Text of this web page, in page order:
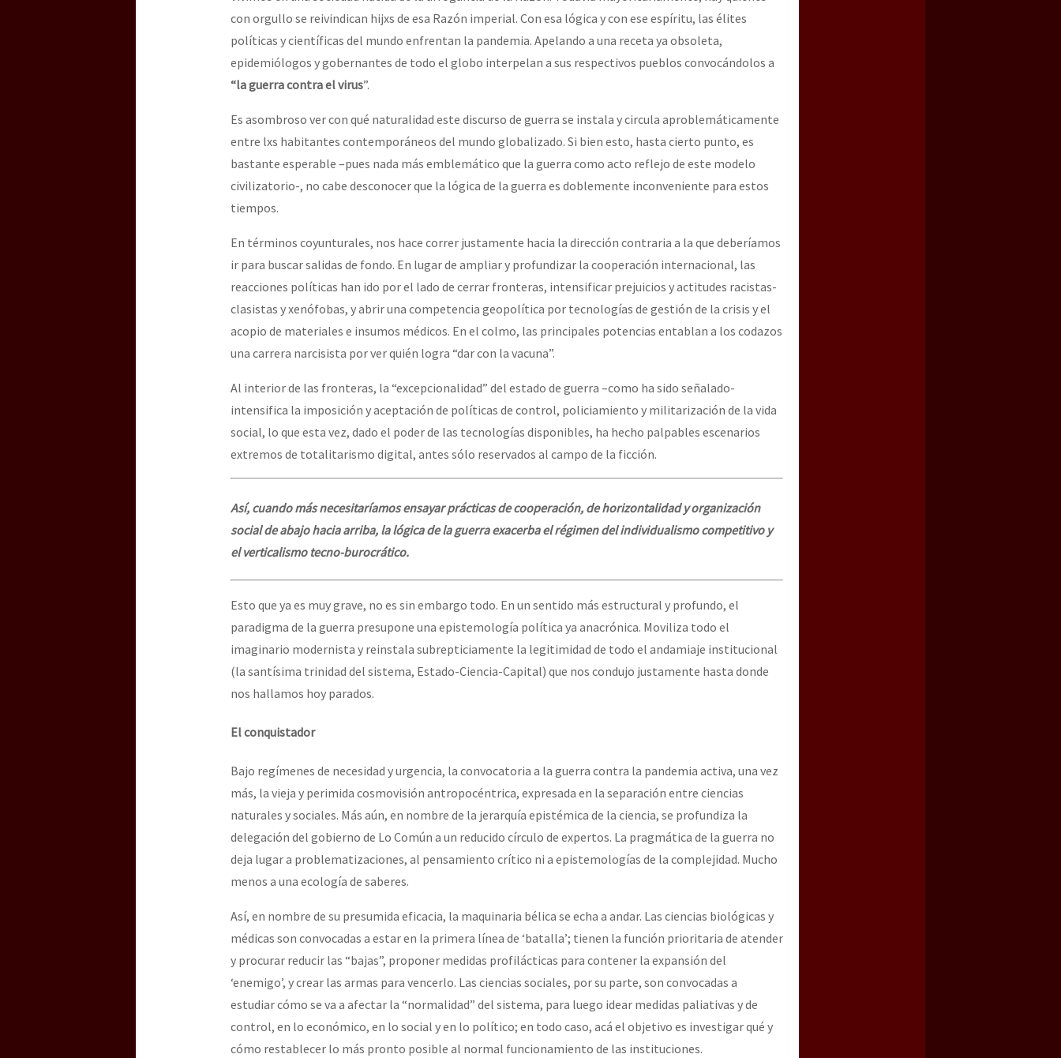
[25 abr – CDMX] Tokín por el CNI: 30 años de Resistencia y Rebeldía
con orgullo se reivindican hijxs de esa Razón imperial. Con esa lógica y con ese espíritu, las élites
políticas y científicas del mundo enfrentan la pandemia. Apelando a una receta ya obsoleta,
epidemiólogos y gobernantes de todo el globo interpelan a sus respectivos pueblos convocándolos a
“la guerra contra el virus”.
Es asombroso ver con qué naturalidad este discurso de guerra se instala y circula aproblemáticamente
entre lxs habitantes contemporáneos del mundo globalizado. Si bien esto, hasta cierto punto, es
bastante esperable –pues nada más emblemático que la guerra como acto reflejo de este modelo
civilizatorio-, no cabe desconocer que la lógica de la guerra es doblemente inconveniente para estos
tiempos.
En términos coyunturales, nos hace correr justamente hacia la dirección contraria a la que deberíamos
ir para buscar salidas de fondo. En lugar de ampliar y profundizar la cooperación internacional, las
reacciones políticas han ido por el lado de cerrar fronteras, intensificar prejuicios y actitudes racistas-
clasistas y xenófobas, y abrir una competencia geopolítica por tecnologías de gestión de la crisis y el
acopio de materiales e insumos médicos. En el colmo, las principales potencias entablan a los codazos
una carrera narcisista por ver quién logra “dar con la vacuna”.
Al interior de las fronteras, la “excepcionalidad” del estado de guerra –como ha sido señalado-
intensifica la imposición y aceptación de políticas de control, policiamiento y militarización de la vida
social, lo que esta vez, dado el poder de las tecnologías disponibles, ha hecho palpables escenarios
extremos de totalitarismo digital, antes sólo reservados al campo de la ficción.
Así, cuando más necesitaríamos ensayar prácticas de cooperación, de horizontalidad y organización
social de abajo hacia arriba, la lógica de la guerra exacerba el régimen del individualismo competitivo y
el verticalismo tecno-burocrático.
Esto que ya es muy grave, no es sin embargo todo. En un sentido más estructural y profundo, el
paradigma de la guerra presupone una epistemología política ya anacrónica. Moviliza todo el
imaginario modernista y reinstala subrepticiamente la legitimidad de todo el andamiaje institucional
(la santísima trinidad del sistema, Estado-Ciencia-Capital) que nos condujo justamente hasta donde
nos hallamos hoy parados.
El conquistador
Bajo regímenes de necesidad y urgencia, la convocatoria a la guerra contra la pandemia activa, una vez
más, la vieja y perimida cosmovisión antropocéntrica, expresada en la separación entre ciencias
naturales y sociales. Más aún, en nombre de la jerarquía epistémica de la ciencia, se profundiza la
delegación del gobierno de Lo Común a un reducido círculo de expertos. La pragmática de la guerra no
deja lugar a problematizaciones, al pensamiento crítico ni a epistemologías de la complejidad. Mucho
menos a una ecología de saberes.
Así, en nombre de su presumida eficacia, la maquinaria bélica se echa a andar. Las ciencias biológicas y
médicas son convocadas a estar en la primera línea de ‘batalla’; tienen la función prioritaria de atender
y procurar reducir las “bajas”, proponer medidas profilácticas para contener la expansión del
‘enemigo’, y crear las armas para vencerlo. Las ciencias sociales, por su parte, son convocadas a
estudiar cómo se va a afectar la “normalidad” del sistema, para luego idear medidas paliativas y de
control, en lo económico, en lo social y en lo político; en todo caso, acá el objetivo es investigar qué y
cómo restablecer lo más pronto posible al normal funcionamiento de las instituciones.